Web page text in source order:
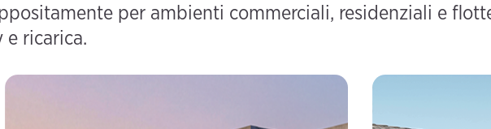
per ambienti commerciali, residenziali e
ricarica.